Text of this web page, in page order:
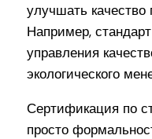
улучшать качество
Например,
управления
экологического
Сертификация по
просто